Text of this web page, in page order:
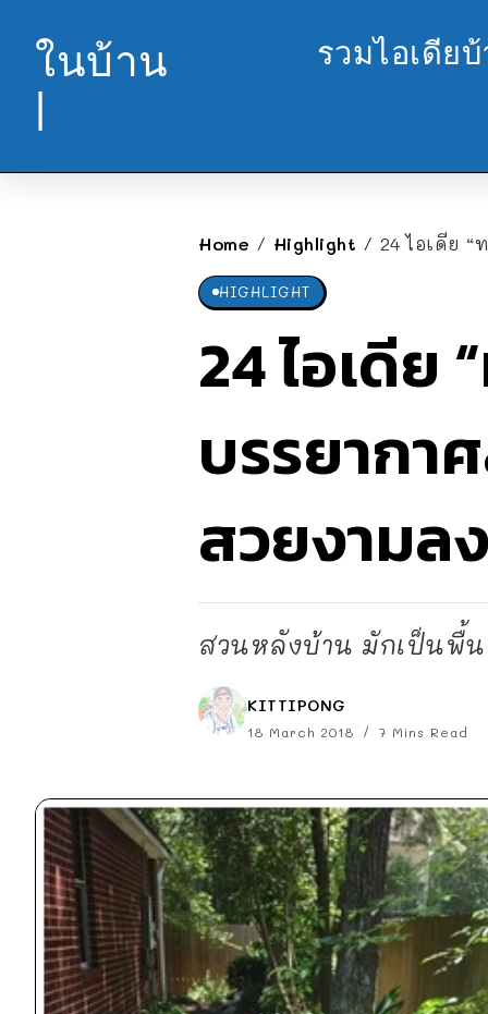
ในบ้าน
|
รวมไอเดีย
Home / Highlight / 24 ไอเดีย
HIGHLIGHT
24 ไอเดีย
บรรยากา
สวยงามล
สวนหลังบ้าน มักเป็นพื้
KITTIPONG
18 March 2018 7 Mins Read